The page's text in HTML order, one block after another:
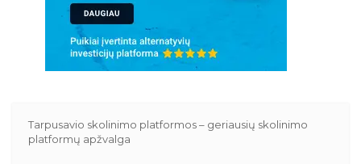
Tarpusavio skolinimo platformos – geriausių skolinimo
platformų apžvalga